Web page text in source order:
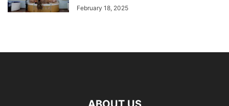
February 18, 2025